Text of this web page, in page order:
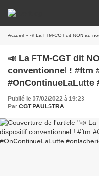
Accueil » 📣 La FTM-CGT dit NON au nouveau dispositif
📣 La FTM-CGT dit
conventionnel ! #ftm #ConventionCollective
#OnContinueLaLutte
Publié le 07/02/2022 à 19:23
Par CGT PAULSTRA